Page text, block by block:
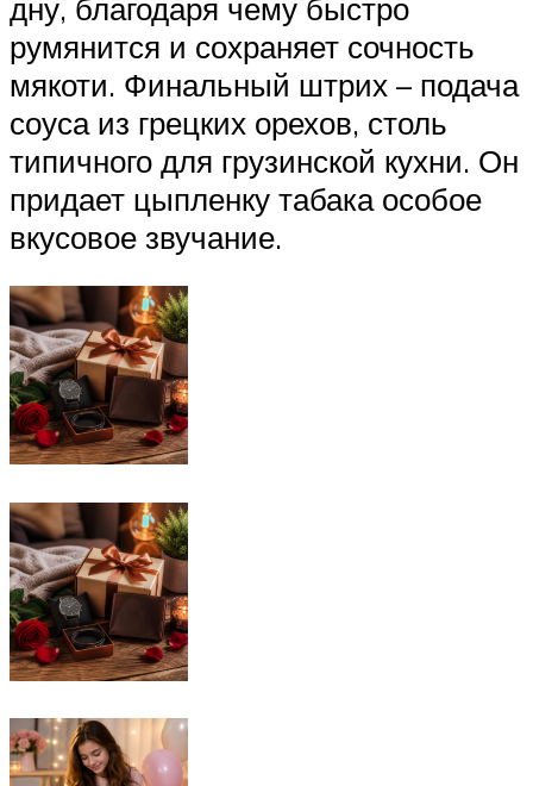
дну, благодаря чему быстро
румянится и сохраняет сочность
мякоти. Финальный штрих – подача
соуса из грецких орехов, столь
типичного для грузинской кухни. Он
придает цыпленку табака особое
вкусовое звучание.